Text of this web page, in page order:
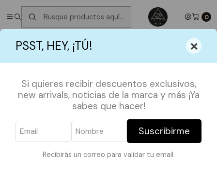
PSST, HEY, ¡TÚ! ×
Si quieres recibir descuentos exclusivos,
new arrivals, noticias de la marca y más ¡Ya
sabes que hacer!
Suscribirme
Recibirás un correo para validar tu email.
0
✮ ⋆ ˚｡𖦹 ⋆｡°✩Próximos Despachos martes 11 de Agosto
⋆｡°✩
ACCESORIOS Aro Dinosaurio amarillo